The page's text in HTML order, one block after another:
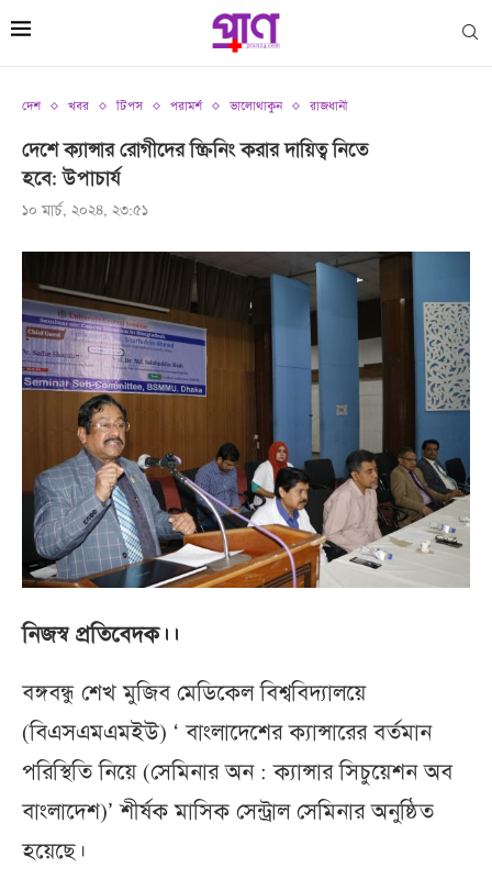
দেশ খবর টিপস পরামর্শ ভালোথাকুন রাজধানী
দেশে ক্যান্সার রোগীদের স্ক্রিনিং করার দায়িত্ব নিতে
হবে: উপাচার্য
১০ মার্চ, ২০২৪, ২৩:৫১
নিজস্ব প্রতিবেদক।।
বঙ্গবন্ধু শেখ মুজিব মেডিকেল বিশ্ববিদ্যালয়ে
(বিএসএমএমইউ) ‘ বাংলাদেশের ক্যান্সারের বর্তমান
পরিস্থিতি নিয়ে (সেমিনার অন : ক্যান্সার সিচুয়েশন অব
বাংলাদেশ)’ শীর্ষক মাসিক সেন্ট্রাল সেমিনার অনুষ্ঠিত
হয়েছে।